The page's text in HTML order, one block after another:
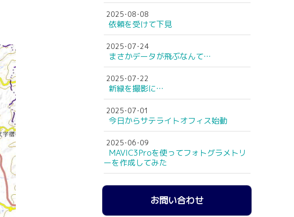
2025･08･08
依頼を受けて下見
2025･07･24
まさかデータが飛ぶなんて…
2025･07･22
新緑を撮影に…
2025･07･01
今日からサテライトオフィス始動
2025･06･09
MAVIC3Proを使ってフォトグラメトリ
ーを作成してみた
お問い合わせ